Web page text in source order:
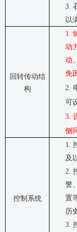
3.
以
回转传动结
构
1.
动
动
免
2.
可
3.
侧
控制系统
1.
及
2.
警
置
历
3.